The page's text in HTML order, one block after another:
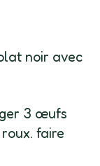
noir avec
3 œufs
faire